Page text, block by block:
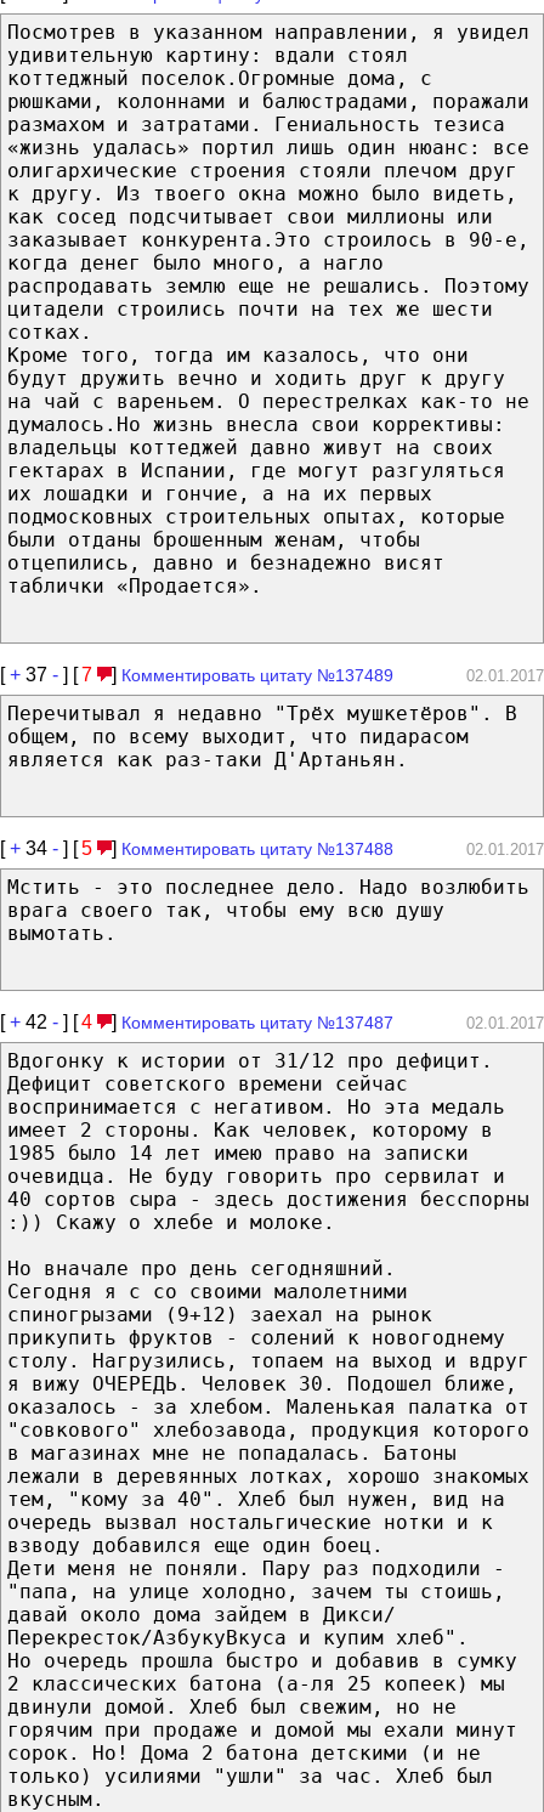
Посмотрев в указанном направлении, я увидел
удивительную картину: вдали стоял
коттеджный поселок.Огромные дома, с
рюшками, колоннами и балюстрадами, поражали
размахом и затратами. Гениальность тезиса
«жизнь удалась» портил лишь один нюанс: все
олигархические строения стояли плечом друг
к другу. Из твоего окна можно было видеть,
как сосед подсчитывает свои миллионы или
заказывает конкурента.Это строилось в 90-е,
когда денег было много, а нагло
распродавать землю еще не решались. Поэтому
цитадели строились почти на тех же шести
сотках.
Кроме того, тогда им казалось, что они
будут дружить вечно и ходить друг к другу
на чай с вареньем. О перестрелках как-то не
думалось.Но жизнь внесла свои коррективы:
владельцы коттеджей давно живут на своих
гектарах в Испании, где могут разгуляться
их лошадки и гончие, а на их первых
подмосковных строительных опытах, которые
были отданы брошенным женам, чтобы
отцепились, давно и безнадежно висят
таблички «Продается».
[+ 37 - ] [7 ] Комментировать цитату №137489 02.01.2017
Перечитывал я недавно "Трёх мушкетёров". В
общем, по всему выходит, что пидарасом
является как раз-таки Д'Артаньян.
[+ 34 - ] [5 ] Комментировать цитату №137488 02.01.2017
Мстить - это последнее дело. Надо возлюбить
врага своего так, чтобы ему всю душу
вымотать.
[+ 42 - ] [4 ] Комментировать цитату №137487 02.01.2017
Вдогонку к истории от 31/12 про дефицит.
Дефицит советского времени сейчас
воспринимается с негативом. Но эта медаль
имеет 2 стороны. Как человек, которому в
1985 было 14 лет имею право на записки
очевидца. Не буду говорить про сервилат и
40 сортов сыра - здесь достижения бесспорны
:)) Скажу о хлебе и молоке.
Но вначале про день сегодняшний.
Сегодня я с со своими малолетними
спиногрызами (9+12) заехал на рынок
прикупить фруктов - солений к новогоднему
столу. Нагрузились, топаем на выход и вдруг
я вижу ОЧЕРЕДЬ. Человек 30. Подошел ближе,
оказалось - за хлебом. Маленькая палатка от
"совкового" хлебозавода, продукция которого
в магазинах мне не попадалась. Батоны
лежали в деревянных лотках, хорошо знакомых
тем, "кому за 40". Хлеб был нужен, вид на
очередь вызвал ностальгические нотки и к
взводу добавился еще один боец.
Дети меня не поняли. Пару раз подходили -
"папа, на улице холодно, зачем ты стоишь,
давай около дома зайдем в Дикси/
Перекресток/АзбукуВкуса и купим хлеб".
Но очередь прошла быстро и добавив в сумку
2 классических батона (а-ля 25 копеек) мы
двинули домой. Хлеб был свежим, но не
горячим при продаже и домой мы ехали минут
сорок. Но! Дома 2 батона детскими (и не
только) усилиями "ушли" за час. Хлеб был
вкусным.